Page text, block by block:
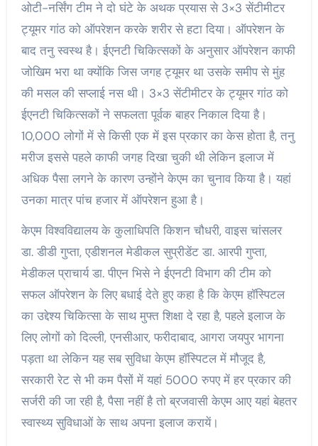
ओटी-नर्सिंग टीम ने दो घंटे के अथक प्रयास से 3×3 सेंटीमीटर
ट्यूमर गांठ को ऑपरेशन करके शरीर से हटा दिया। ऑपरेशन के
बाद तनु स्वस्थ है। ईएनटी चिकित्सकों के अनुसार ऑपरेशन काफी
जोखिम भरा था क्योंकि जिस जगह ट्यूमर था उसके समीप से मुंह
की मसल की सप्लाई नस थी। 3×3 सेंटीमीटर के ट्यूमर गांठ को
ईएनटी चिकित्सकों ने सफलता पूर्वक बाहर निकाल दिया है।
10,000 लोगों में से किसी एक में इस प्रकार का केस होता है, तनु
मरीज इससे पहले काफी जगह दिखा चुकी थी लेकिन इलाज में
अधिक पैसा लगने के कारण उन्होंने केएम का चुनाव किया है। यहां
उनका मात्र पांच हजार में ऑपरेशन हुआ है।
केएम विश्वविद्यालय के कुलाधिपति किशन चौधरी, वाइस चांसलर
डा. डीडी गुप्ता, एडीशनल मेडीकल सुप्रीडेंट डा. आरपी गुप्ता,
मेडीकल प्राचार्य डा. पीएन भिसे ने ईएनटी विभाग की टीम को
सफल ऑपरेशन के लिए बधाई देते हुए कहा है कि केएम हॉस्पिटल
का उद्देश्य चिकित्सा के साथ मुफ्त शिक्षा दे रहा है, पहले इलाज के
लिए लोगों को दिल्ली, एनसीआर, फरीदाबाद, आगरा जयपुर भागना
पड़ता था लेकिन यह सब सुविधा केएम हॉस्पिटल में मौजूद है,
सरकारी रेट से भी कम पैसों में यहां 5000 रुपए में हर प्रकार की
सर्जरी की जा रही है, पैसा नहीं है तो ब्रजवासी केएम आए यहां बेहतर
स्वास्थ्य सुविधाओं के साथ अपना इलाज करायें।